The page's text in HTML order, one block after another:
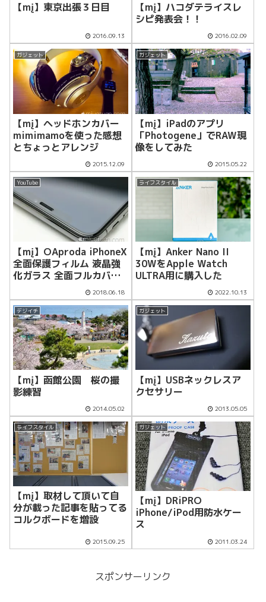
【mį】東京出張３日目
2016.09.13
【mį】ハコダテライスレ
シピ発表会！！
2016.02.09
ガジェット
【mį】ヘッドホンカバー
mimimamoを使った感想
とちょっとアレンジ
2015.12.09
ガジェット
【mį】iPadのアプリ
「Photogene」でRAW現
像をしてみた
2015.05.22
YouTube
【mį】OAproda iPhoneX
全面保護フィルム 液晶強
化ガラス 全面フルカバー
に取り替えた！！ 2018.06.18
ライフスタイル
【mį】Anker Nano II
30WをApple Watch
ULTRA用に購入した
2022.10.13
デジイチ
【mį】函館公園 桜の撮
影練習
2014.05.02
ガジェット
【mį】USBネックレスア
クセサリー
2013.05.05
ライフスタイル
【mį】取材して頂いて自
分が載った記事を貼ってる
コルクボードを増設
2015.09.25
ガジェット
【mį】DRiPRO
iPhone/iPod用防水ケー
ス
2011.03.24
スポンサーリンク